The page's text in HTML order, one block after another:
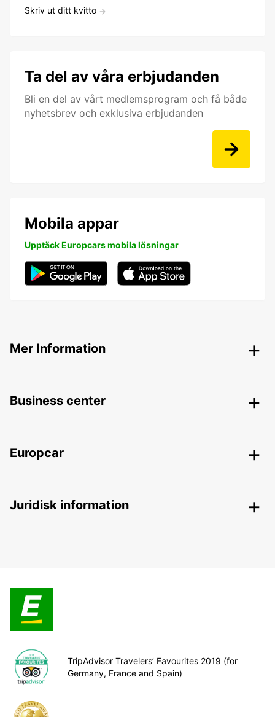
Skriv ut ditt kvitto
Ta del av våra erbjudanden
Bli en del av vårt medlemsprogram och få både
nyhetsbrev och exklusiva erbjudanden
Mobila appar
Upptäck Europcars mobila lösningar
Mer Information
Business center
Europcar
Juridisk information
TripAdvisor Travelers’ Favourites 2019 (for
Germany, France and Spain)